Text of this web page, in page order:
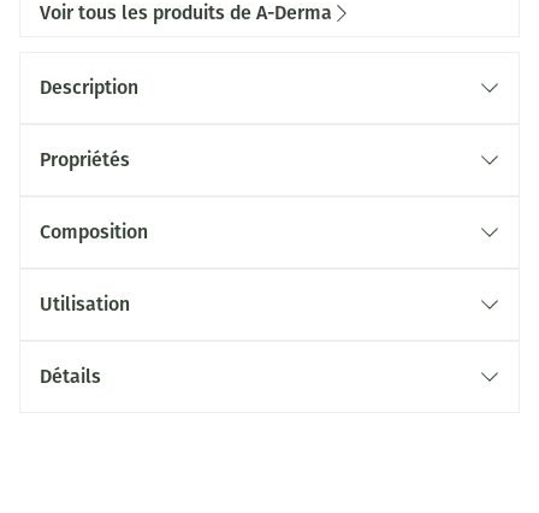
Voir tous les produits de A-Derma
Description
Propriétés
Composition
Utilisation
Détails